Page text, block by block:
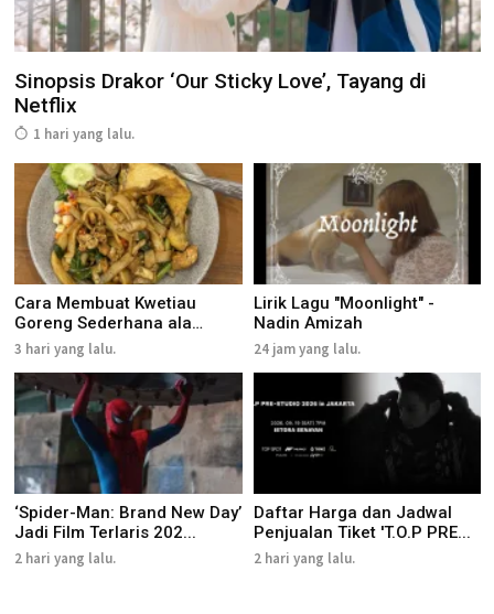
Sinopsis Drakor ‘Our Sticky Love’, Tayang di
Netflix
1 hari yang lalu.
Cara Membuat Kwetiau
Goreng Sederhana ala
Rumahan
3 hari yang lalu.
Lirik Lagu "Moonlight" -
Nadin Amizah
24 jam yang lalu.
‘Spider-Man: Brand New Day’
Jadi Film Terlaris 202...
2 hari yang lalu.
Daftar Harga dan Jadwal
Penjualan Tiket 'T.O.P PRE...
2 hari yang lalu.